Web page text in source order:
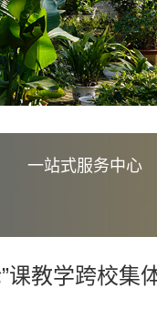
一站式服务中心
课教学跨校集